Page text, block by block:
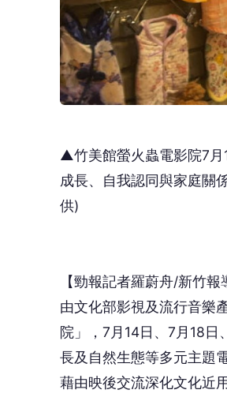
▲竹美館螢火蟲電影院7月
成長、自我認同與家庭關
供)
【勁報記者羅蔚舟/新竹報
由文化部影視及流行音樂
院」，7月14日、7月18
長及自然生態等多元主題
藉由映後交流深化文化近